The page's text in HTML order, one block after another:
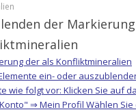
der Markierung
der als Konfliktmineralien
ein- oder
wie folgt vor: Klicken Sie auf
⇒ Mein Profil Wählen Sie